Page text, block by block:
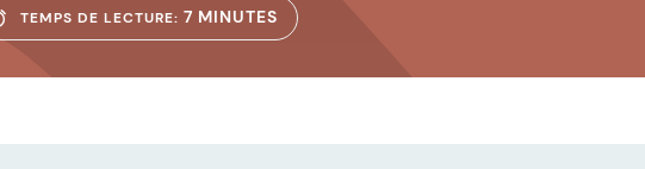
TEMPS DE LECTURE: 7 MINUTES